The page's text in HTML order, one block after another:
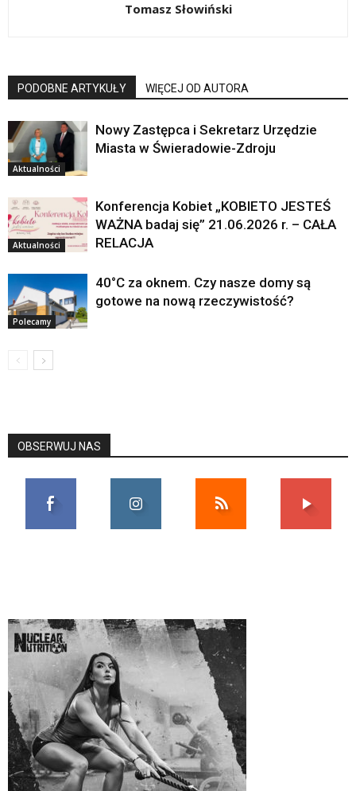
Tomasz Słowiński
PODOBNE ARTYKUŁY WIĘCEJ OD AUTORA
Aktualności
Nowy Zastępca i Sekretarz Urzędzie
Miasta w Świeradowie-Zdroju
Aktualności
Konferencja Kobiet „KOBIETO JESTEŚ
WAŻNA badaj się” 21.06.2026 r. – CAŁA
RELACJA
Polecamy
40°C za oknem. Czy nasze domy są
gotowe na nową rzeczywistość?
OBSERWUJ NAS